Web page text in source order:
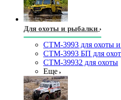
Для охоты и рыбалки
СТМ-3993 для охоты
СТМ-3993 БП для
СТМ-39932 для охоты
Еще